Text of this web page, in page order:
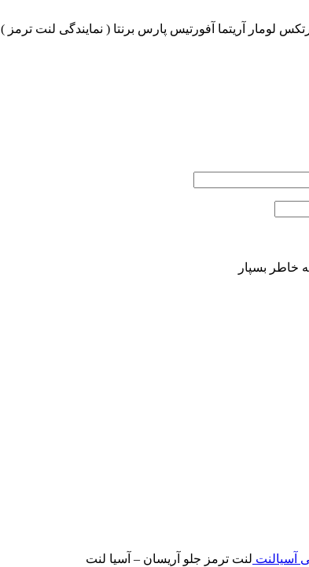
لومار آریتما آفورتیس پارس برنتا ( نمایندگی لنت ترمز )
خاطر بسپار
آسیالنت لنت ترمز جلو آریسان – آسیا لنت